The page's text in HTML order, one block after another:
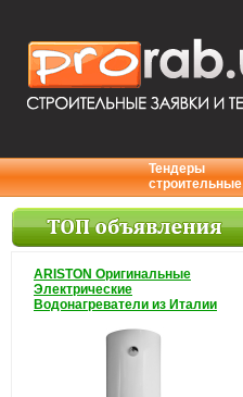
Тендеры
строительные
ARISTON Оригинальные
Электрические
Водонагреватели из Италии